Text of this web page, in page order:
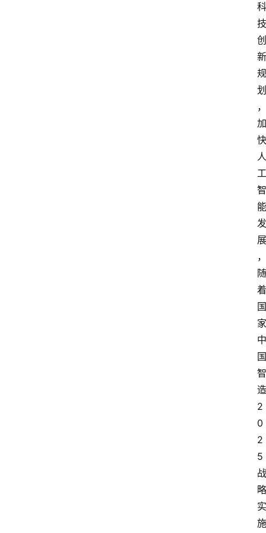
科
技
创
新
规
划
，
加
快
人
工
智
能
发
展
，
随
着
国
家
中
国
智
造
2
0
2
5
战
略
实
施